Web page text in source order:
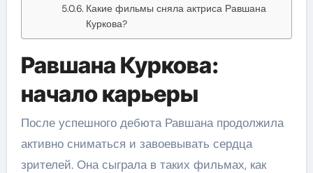
Какие фильмы сняла актриса Равшана
Куркова?
Равшана Куркова:
начало карьеры
После успешного дебюта Равшана продолжила
активно сниматься и завоевывать сердца
зрителей. Она сыграла в таких фильмах, как